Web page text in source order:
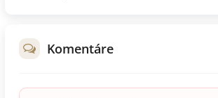
Komentáre